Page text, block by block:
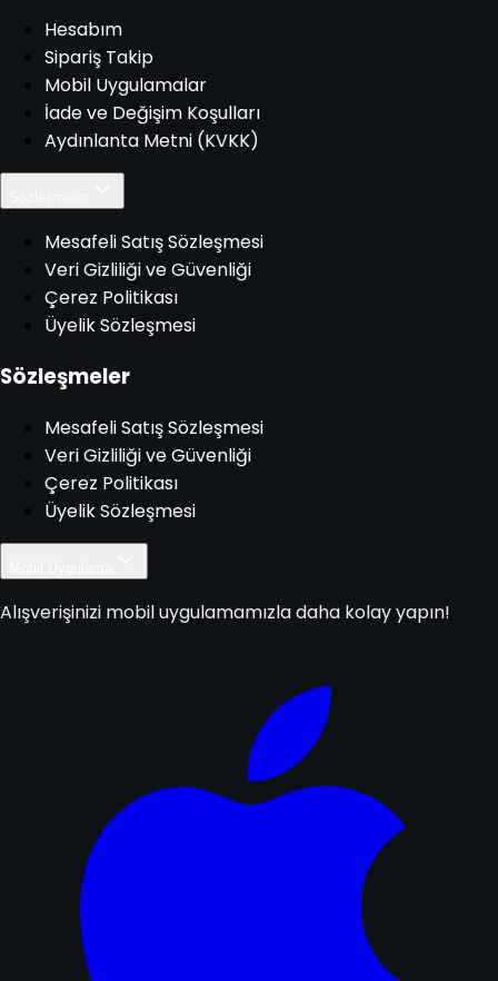
Hesabım
Sipariş Takip
Mobil Uygulamalar
İade ve Değişim Koşulları
Aydınlanta Metni (KVKK)
Mesafeli Satış Sözleşmesi
Veri Gizliliği ve Güvenliği
Çerez Politikası
Üyelik Sözleşmesi
Sözleşmeler
Mesafeli Satış Sözleşmesi
Veri Gizliliği ve Güvenliği
Çerez Politikası
Üyelik Sözleşmesi
Alışverişinizi mobil uygulamamızla daha kolay yapın!